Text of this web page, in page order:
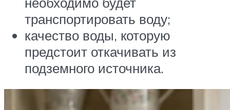
транспортировать воду;
качество воды, которую
предстоит откачивать из
подземного источника.